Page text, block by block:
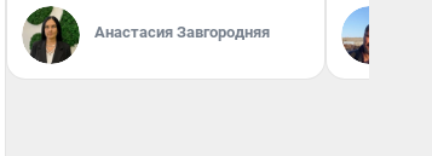
Анастасия Завгородняя